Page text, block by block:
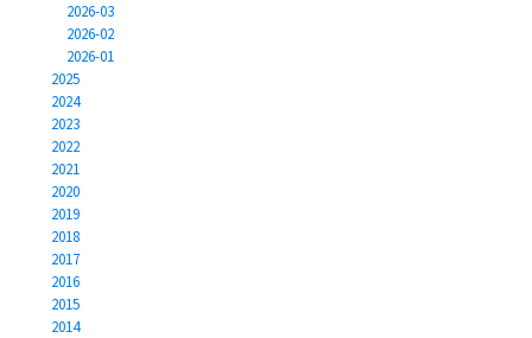
2026-03
2026-02
2026-01
2025
2024
2023
2022
2021
2020
2019
2018
2017
2016
2015
2014